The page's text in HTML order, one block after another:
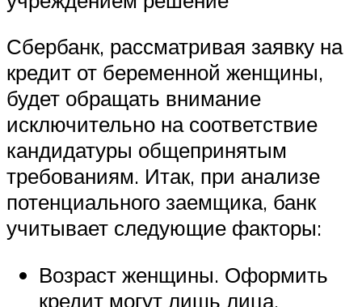
Сбербанк, рассматривая заявку на
кредит от беременной женщины,
будет обращать внимание
исключительно на соответствие
кандидатуры общепринятым
требованиям. Итак, при анализе
потенциального заемщика, банк
учитывает следующие факторы:
Возраст женщины. Оформить
кредит могут лишь лица,